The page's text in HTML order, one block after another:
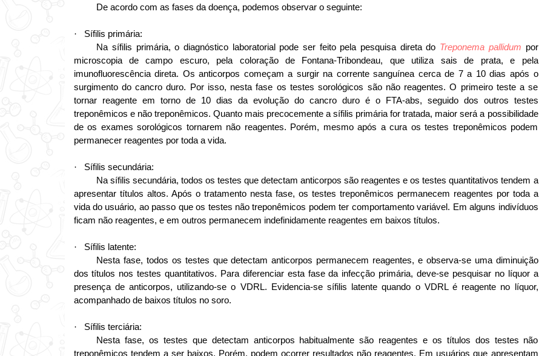
De acordo com as fases da doença, podemos observar o seguinte:
·
Sífilis primária:
Na sífilis primária, o diagnóstico laboratorial pode ser feito pela pesquisa direta do Treponema pallidum por
microscopia de campo escuro, pela coloração de Fontana-Tribondeau, que utiliza sais de prata, e pela
imunofluorescência direta. Os anticorpos começam a surgir na corrente sanguínea cerca de 7 a 10 dias após o
surgimento do cancro duro. Por isso, nesta fase os testes sorológicos são não reagentes. O primeiro teste a se
tornar reagente em torno de 10 dias da evolução do cancro duro é o FTA-abs, seguido dos outros testes
treponêmicos e não treponêmicos. Quanto mais precocemente a sífilis primária for tratada, maior será a possibilidade
de os exames sorológicos tornarem não reagentes. Porém, mesmo após a cura os testes treponêmicos podem
permanecer reagentes por toda a vida.
·
Sífilis secundária:
Na sífilis secundária, todos os testes que detectam anticorpos são reagentes e os testes quantitativos tendem a
apresentar títulos altos. Após o tratamento nesta fase, os testes treponêmicos permanecem reagentes por toda a
vida do usuário, ao passo que os testes não treponêmicos podem ter comportamento variável. Em alguns indivíduos
ficam não reagentes, e em outros permanecem indefinidamente reagentes em baixos títulos.
·
Sífilis latente:
Nesta fase, todos os testes que detectam anticorpos permanecem reagentes, e observa-se uma diminuição
dos títulos nos testes quantitativos. Para diferenciar esta fase da infecção primária, deve-se pesquisar no líquor a
presença de anticorpos, utilizando-se o VDRL. Evidencia-se sífilis latente quando o VDRL é reagente no líquor,
acompanhado de baixos títulos no soro.
·
Sífilis terciária:
Nesta fase, os testes que detectam anticorpos habitualmente são reagentes e os títulos dos testes não
treponêmicos tendem a ser baixos. Porém, podem ocorrer resultados não reagentes. Em usuários que apresentam